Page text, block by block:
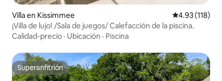
Villa en Kissimmee Calificación
4.93 (118)
¡Villa de lujo! /Sala de juegos/ Calefacción de la piscina.
Calidad-precio · Ubicación · Piscina
Superanfitrión
Superanfitrión